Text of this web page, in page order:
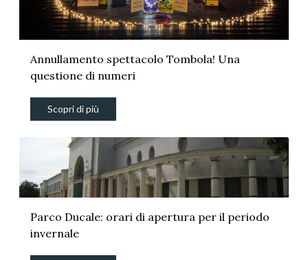
Annullamento spettacolo Tombola! Una
questione di numeri
Scopri di più
Parco Ducale: orari di apertura per il periodo
invernale